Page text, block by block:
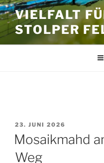
Zum
Inhalt
springen
VIELFALT
STOLPER
VERÖFFENTLICHT
AM
23. JUNI 2026
Mosaikmahd
Weg